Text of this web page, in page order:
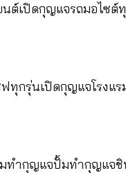
ต์เปิดกุญแจรถมอไซต์
ทุกรุ่นเปิดกุญแจโรงแร
ทำกุญแจปั้มทำกุญแจ